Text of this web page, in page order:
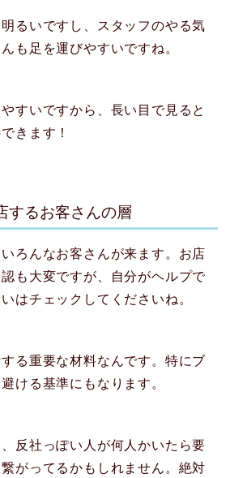
るいですし、スタッフのやる気
も足を運びやすいですね。
すいですから、長い目で見ると
きます！
するお客さんの層
ろんなお客さんが来ます。お店
も大変ですが、自分がヘルプで
はチェックしてくださいね。
る重要な材料なんです。特にブ
ける基準にもなります。
反社っぽい人が何人かいたら要
がってるかもしれません。絶対